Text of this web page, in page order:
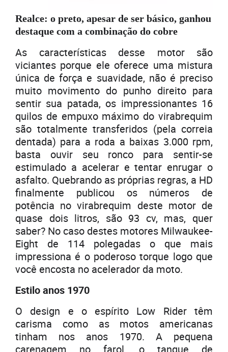
Realce: o preto, apesar de ser básico, ganhou
destaque com a combinação do cobre
As características desse motor são
viciantes porque ele oferece uma mistura
única de força e suavidade, não é preciso
muito movimento do punho direito para
sentir sua patada, os impressionantes 16
quilos de empuxo máximo do virabrequim
são totalmente transferidos (pela correia
dentada) para a roda a baixas 3.000 rpm,
basta ouvir seu ronco para sentir-se
estimulado a acelerar e tentar enrugar o
asfalto. Quebrando as próprias regras, a HD
finalmente publicou os números de
potência no virabrequim deste motor de
quase dois litros, são 93 cv, mas, quer
saber? No caso destes motores Milwaukee-
Eight de 114 polegadas o que mais
impressiona é o poderoso torque logo que
você encosta no acelerador da moto.
Estilo anos 1970
O design e o espírito Low Rider têm
carisma como as motos americanas
tinham nos anos 1970. A pequena